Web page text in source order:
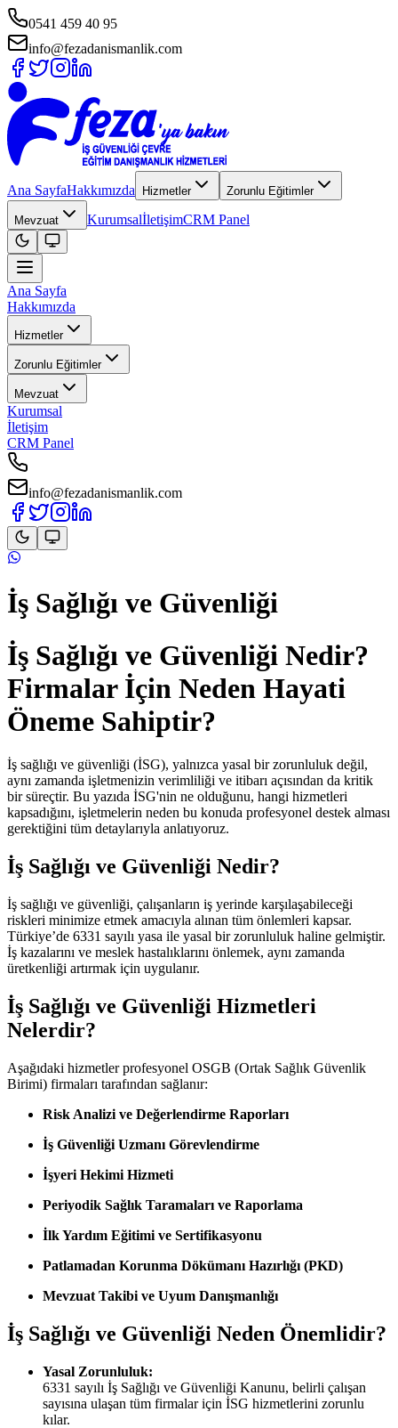
0541 459 40 95
info@fezadanismanlik.com
Ana SayfaHakkımızda Hizmetler Zorunlu Eğitimler
Mevzuat KurumsalİletişimCRM Panel
Ana Sayfa
Hakkımızda
Hizmetler
Zorunlu Eğitimler
Mevzuat
Kurumsal
İletişim
CRM Panel
info@fezadanismanlik.com
İş Sağlığı ve Güvenliği
İş Sağlığı ve Güvenliği Nedir?
Firmalar İçin Neden Hayati
Öneme Sahiptir?
İş sağlığı ve güvenliği (İSG), yalnızca yasal bir zorunluluk değil,
aynı zamanda işletmenizin verimliliği ve itibarı açısından da kritik
bir süreçtir. Bu yazıda İSG'nin ne olduğunu, hangi hizmetleri
kapsadığını, işletmelerin neden bu konuda profesyonel destek alması
gerektiğini tüm detaylarıyla anlatıyoruz.
İş Sağlığı ve Güvenliği Nedir?
İş sağlığı ve güvenliği, çalışanların iş yerinde karşılaşabileceği
riskleri minimize etmek amacıyla alınan tüm önlemleri kapsar.
Türkiye’de 6331 sayılı yasa ile yasal bir zorunluluk haline gelmiştir.
İş kazalarını ve meslek hastalıklarını önlemek, aynı zamanda
üretkenliği artırmak için uygulanır.
İş Sağlığı ve Güvenliği Hizmetleri
Nelerdir?
Aşağıdaki hizmetler profesyonel OSGB (Ortak Sağlık Güvenlik
Birimi) firmaları tarafından sağlanır:
Risk Analizi ve Değerlendirme Raporları
İş Güvenliği Uzmanı Görevlendirme
İşyeri Hekimi Hizmeti
Periyodik Sağlık Taramaları ve Raporlama
İlk Yardım Eğitimi ve Sertifikasyonu
Patlamadan Korunma Dökümanı Hazırlığı (PKD)
Mevzuat Takibi ve Uyum Danışmanlığı
İş Sağlığı ve Güvenliği Neden Önemlidir?
Yasal Zorunluluk:
6331 sayılı İş Sağlığı ve Güvenliği Kanunu, belirli çalışan
sayısına ulaşan tüm firmalar için İSG hizmetlerini zorunlu
kılar.